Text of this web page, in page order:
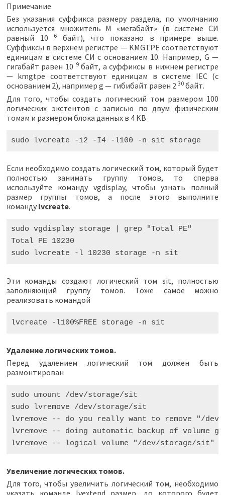
Примечание
Без указания суффикса размеру раздела, по умолчанию
используется множитель M «мегабайт» (в системе СИ
равный 10
6
байт), что показано в примере выше.
Суффиксы в верхнем регистре — KMGTPE соответствуют
единицам в системе СИ с основанием 10. Например, G —
гигабайт равен 10 9байт, а суффиксы в нижнем регистре
— kmgtpe соответствуют единицам в системе IEC (с
основанием 2), например g — гибибайт равен 2 30байт.
Для того, чтобы создать логический том размером 100
логических экстентов с записью по двум физическим
томам и размером блока данных в 4 KB
sudo lvcreate -i2 -I4 - l100 -n sit storage
Если необходимо создать логический том, который будет
полностью занимать группу томов, то сперва
используйте команду vgdisplay, чтобы узнать полный
размер группы томов, а после этого выполните
команду lvcreate.
sudo vgdisplay storage grep
"Total PE"
Total
PE
10230
sudo
lvcreate - l 10230 storage -n sit
Эти команды создают логический том sit, полностью
заполняющий группу томов. Тоже самое можно
реализовать командой
lvcreate - l100%FREE storage -n sit
Удаление логических томов.
Перед удалением логический том должен быть
размонтирован
sudo umount /dev/storage/sit
sudo lvremove /dev/storage/sit
lvremove -- do you really want to remove "/
lvremove -- doing automatic backup of volume
Увеличение логических томов.
Для того, чтобы увеличить логический том, необходимо